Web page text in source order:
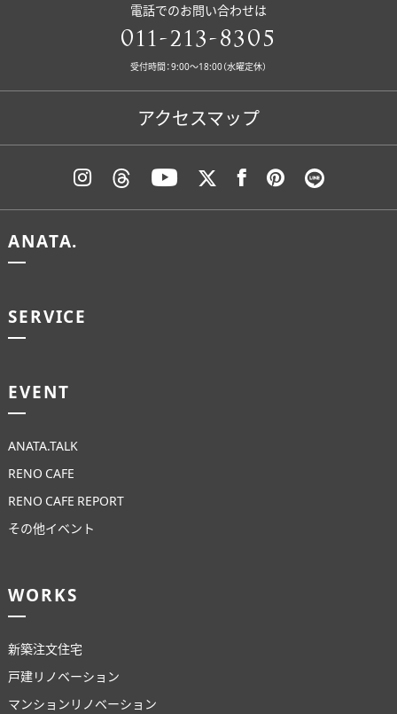
電話でのお問い合わせは
011-213-8305
受付時間：9:00〜18:00（水曜定休）
アクセスマップ
ANATA.
SERVICE
EVENT
ANATA.TALK
RENO CAFE
RENO CAFE REPORT
その他イベント
WORKS
新築注文住宅
戸建リノベーション
マンションリノベーション